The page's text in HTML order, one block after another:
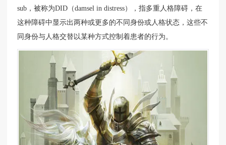
sub，被称为DID（damsel in distress），指多重人格障碍，在
这种障碍中显示出两种或更多的不同身份或人格状态，这些不
同身份与人格交替以某种方式控制着患者的行为。